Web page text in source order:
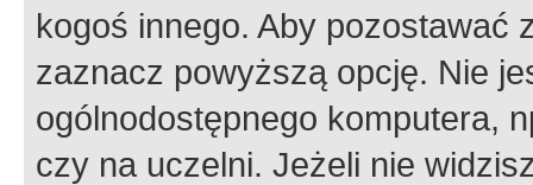
kogoś innego. Aby pozostawać
zaznacz powyższą opcję. Nie
ogólnodostępnego komputera,
czy na uczelni. Jeżeli nie